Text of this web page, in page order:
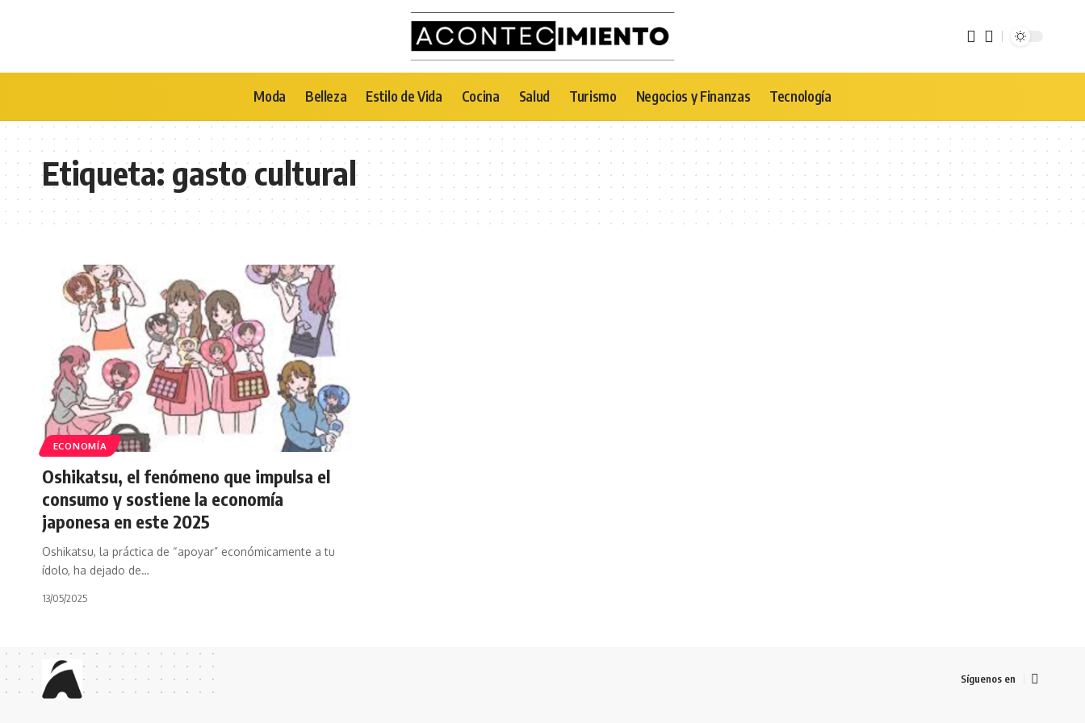
Moda Belleza Estilo de Vida Cocina Salud Turismo Negocios y Finanzas Tecnología
Etiqueta: gasto cultural
ECONOMÍA
Oshikatsu, el fenómeno que impulsa el
consumo y sostiene la economía
japonesa en este 2025
Oshikatsu, la práctica de “apoyar” económicamente a tu
ídolo, ha dejado de…
13/05/2025
Síguenos en